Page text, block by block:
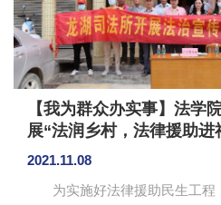
了表演节目和自我介绍。随后，
【我为群众办实事】法学
展“法润乡村，法律援助
2021.11.08
为实施好法律援助民生工程